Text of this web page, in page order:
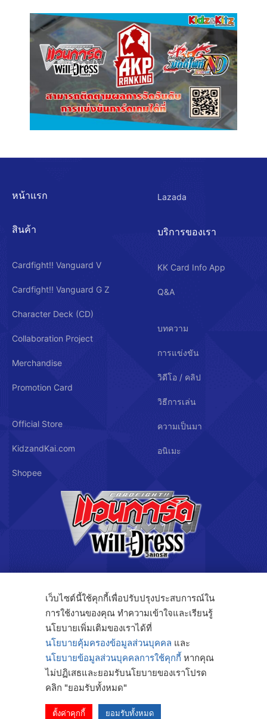
หน้าแรก
สินค้า
Cardfight!! Vanguard V
Cardfight!! Vanguard G Z
Character Deck (CD)
Collaboration Project
Merchandise
Promotion Card
Official Store
KidzandKai.com
Shopee
Lazada
บริการของเรา
KK Card Info App
Q&A
บทความ
การแข่งขัน
วิดีโอ / คลิป
วิธีการเล่น
ความเป็นมา
อนิเมะ
บริษัท คิดซ์ แอนด์ คิทซ์ จำกัด
122/3 ถ.กรุงเทพกรีฑา แขวงทับช้าง เขตสะพานสูง กรุงเทพฯ 10250
โทร. 091-808-4414
Fax. 02-368-4105
เว็บไซต์นี้ใช้คุกกี้เพื่อปรับปรุงประสบการณ์ใน
การใช้งานของคุณ ทำความเข้าใจและเรียนรู้
นโยบายเพิ่มเติมของเราได้ที่
นโยบายคุ้มครองข้อมูลส่วนบุคคล และ
นโยบายข้อมูลส่วนบุคคลการใช้คุกกี้ หากคุณ
ไม่ปฏิเสธและยอมรับนโยบายของเราโปรด
คลิก "ยอมรับทั้งหมด"
ตั้งค่าคุกกี้ ยอมรับทั้งหมด